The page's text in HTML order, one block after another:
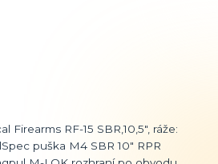
Firearms RF-15 SBR,10,5", ráže:
puška M4 SBR 10" RPR